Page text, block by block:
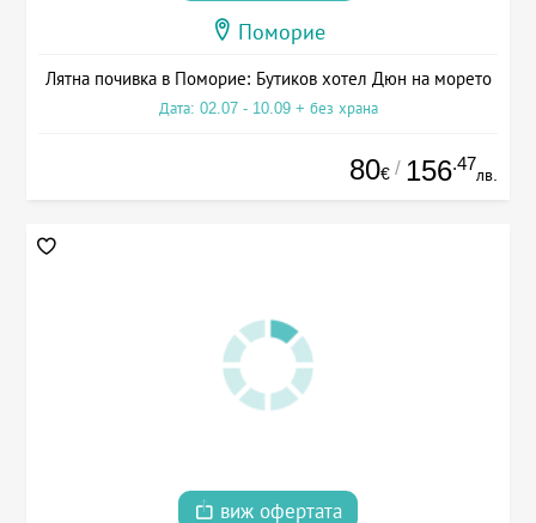
Поморие
Лятна почивка в Поморие: Бутиков хотел Дюн на морето
Дата: 02.07 - 10.09 + без храна
80€ / 156.47
лв.
виж офертата